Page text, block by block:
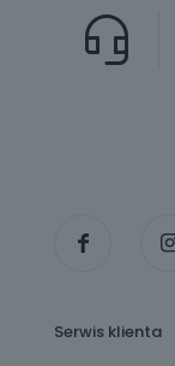
Serwis klienta